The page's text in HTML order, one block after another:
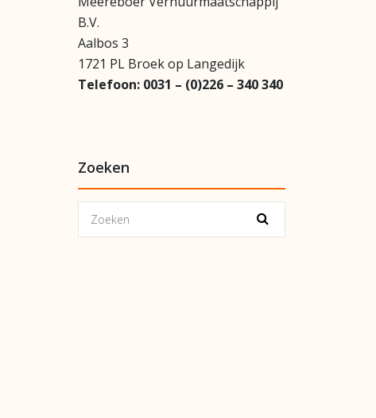
B.V.
Aalbos 3
1721 PL Broek op Langedijk
Telefoon: 0031 – (0)226 – 340 340
Zoeken